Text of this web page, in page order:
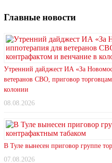
Главные новости
Утренний дайджест ИА «За
ветеранов СВО, приговор
колонии
08.08.2026
В Туле вынесен приговор группе
07.08.2026